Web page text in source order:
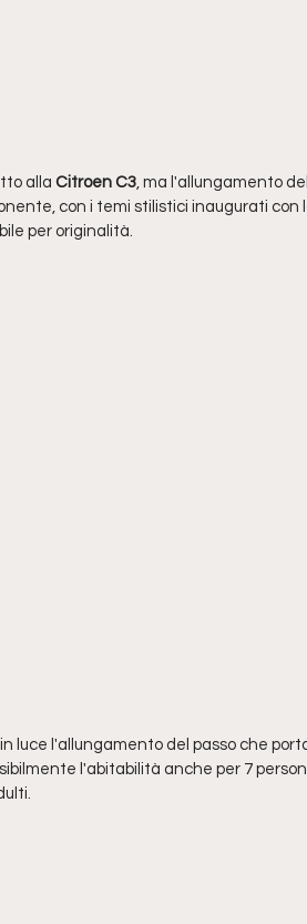
alla Citroen C3 , ma l'allungamento
con i temi stilistici inaugurati con
per originalità.
luce l'allungamento del passo che
l'abitabilità anche per 7